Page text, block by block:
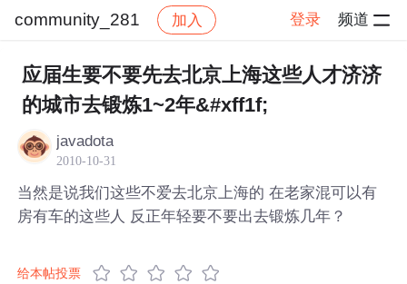
community_281 加入 登录 频道
社区 community_281 帖子详情
应届生要不要先去北京上海这些人才济济
的城市去锻炼1~2年&#xff1f;
javadota
2010-10-31
当然是说我们这些不爱去北京上海的 在老家混可以有
房有车的这些人 反正年轻要不要出去锻炼几年？
给本帖投票